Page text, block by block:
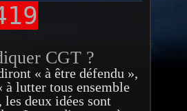
CGT ?
« à être défendu »,
à lutter tous ensemble
deux idées sont